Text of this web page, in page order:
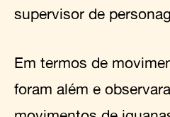
supervisor de
Em termos de
foram além e